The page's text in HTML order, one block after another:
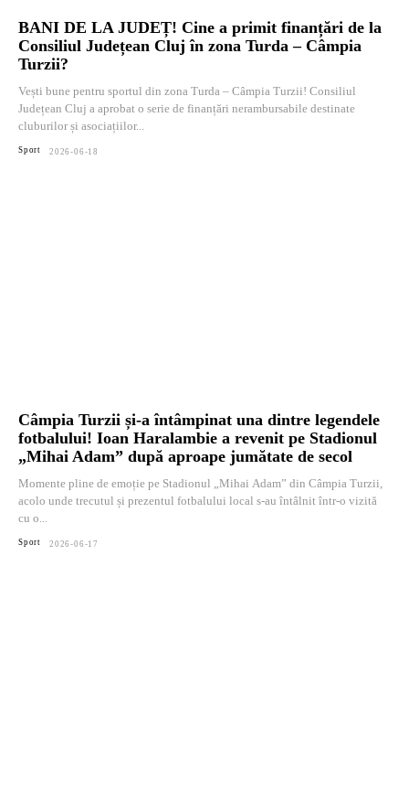
BANI DE LA JUDEȚ! Cine a primit finanțări de la
Consiliul Județean Cluj în zona Turda – Câmpia
Turzii?
Vești bune pentru sportul din zona Turda – Câmpia Turzii! Consiliul
Județean Cluj a aprobat o serie de finanțări nerambursabile destinate
cluburilor și asociațiilor...
Sport 2026-06-18
Câmpia Turzii și-a întâmpinat una dintre legendele
fotbalului! Ioan Haralambie a revenit pe Stadionul
„Mihai Adam” după aproape jumătate de secol
Momente pline de emoție pe Stadionul „Mihai Adam” din Câmpia Turzii,
acolo unde trecutul și prezentul fotbalului local s-au întâlnit într-o vizită
cu o...
Sport 2026-06-17